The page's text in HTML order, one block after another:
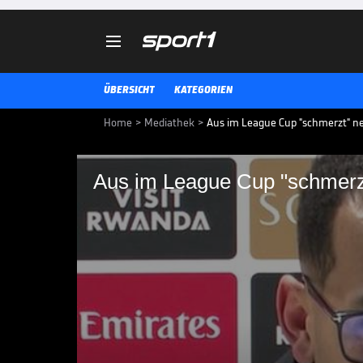

ÜBERSICHT KATEGORIEN
Home > Mediathek > Aus im League Cup "schmerzt"
Aus im League Cup
Aus im League Cup
Coach
Der FC Chelsea ist im Halbfinale
Trainer Liam Rosenior zeigte
lobte aber den Kampfgeist